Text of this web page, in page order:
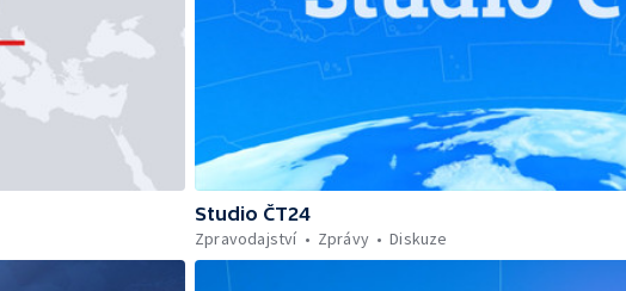
Studio ČT24
Zpravodajství
Zprávy Diskuze